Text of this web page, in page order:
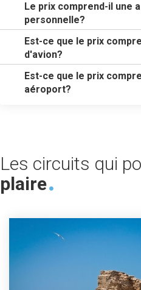
Le prix comprend-il une
personnelle?
Est-ce que le prix
d'avion?
Est-ce que le prix
aéroport?
Les circuits qui
plaire